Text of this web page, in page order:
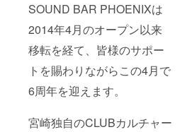
SOUND BAR PHOENIXは
2014年4月のオープン以来
移転を経て、皆様のサポー
トを賜わりながらこの4月で
6周年を迎えます。
宮崎独自のCLUBカルチャー